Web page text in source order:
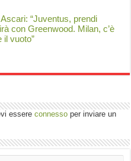
“Juventus, prendi
con Greenwood. Milan, c’è
il vuoto”
essereconnesso per inviare un